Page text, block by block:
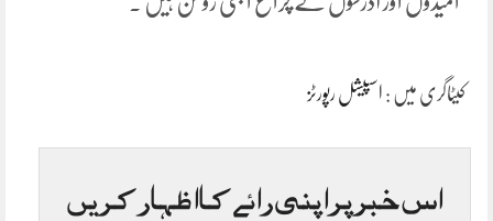
کیٹاگری میں : اسپیشل رپورٹز
اس خبر پر اپنی رائے کا اظہار کریں